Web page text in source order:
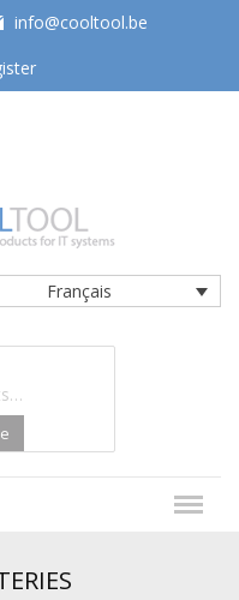
info@cooltool.be
Français